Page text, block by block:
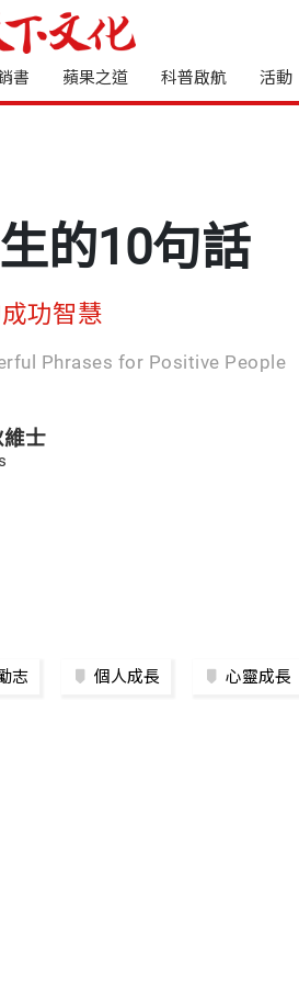
書 蘋果之道 科普啟航 活動
的10句話
功智慧
Phrases for Positive People
士
志 個人成長 心靈成長